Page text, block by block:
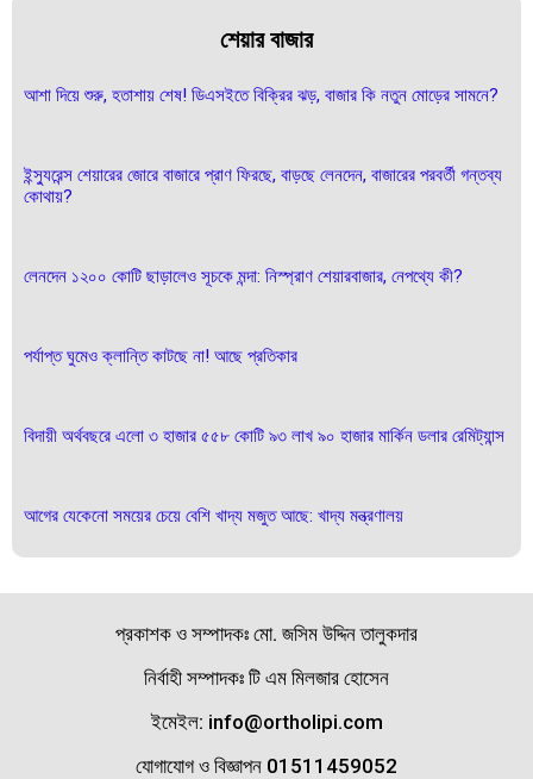
শেয়ার বাজার
আশা দিয়ে শুরু, হতাশায় শেষ! ডিএসইতে বিক্রির ঝড়, বাজার কি নতুন মোড়ের সামনে?
ইন্স্যুরেন্স শেয়ারের জোরে বাজারে প্রাণ ফিরছে, বাড়ছে লেনদেন, বাজারের পরবর্তী গন্তব্য
কোথায়?
লেনদেন ১২০০ কোটি ছাড়ালেও সূচকে মন্দা: নিস্প্রাণ শেয়ারবাজার, নেপথ্যে কী?
পর্যাপ্ত ঘুমেও ক্লান্তি কাটছে না! আছে প্রতিকার
বিদায়ী অর্থবছরে এলো ৩ হাজার ৫৫৮ কোটি ৯৩ লাখ ৯০ হাজার মার্কিন ডলার রেমিট্যান্স
আগের যেকেনো সময়ের চেয়ে বেশি খাদ্য মজুত আছে: খাদ্য মন্ত্রণালয়
প্রকাশক ও সম্পাদকঃ মো. জসিম উদ্দিন তালুকদার
নির্বাহী সম্পাদকঃ টি এম মিলজার হোসেন
ইমেইল: info@ortholipi.com
যোগাযোগ ও বিজ্ঞাপন 01511459052